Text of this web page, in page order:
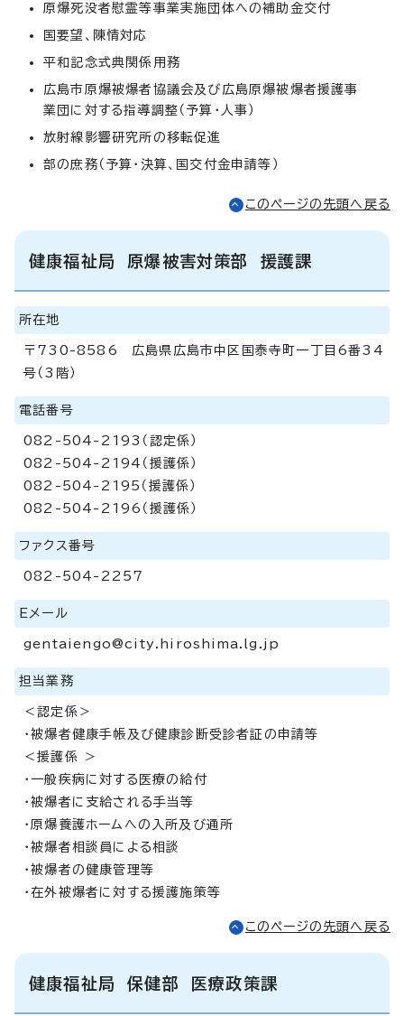
原爆死没者慰霊等事業実施団体への補助金交付
国要望、陳情対応
平和記念式典関係用務
広島市原爆被爆者協議会及び広島原爆被爆者援護事
業団に対する指導調整（予算・人事）
放射線影響研究所の移転促進
部の庶務（予算・決算、国交付金申請等）
このページの先頭へ戻る
健康福祉局 原爆被害対策部 援護課
所在地
〒730-8586 広島県広島市中区国泰寺町一丁目6番34
号（3階）
電話番号
082-504-2193（認定係）
082-504-2194（援護係）
082-504-2195（援護係）
082-504-2196（援護係）
ファクス番号
082-504-2257
Eメール
gentaiengo@city.hiroshima.lg.jp
担当業務
＜認定係＞
・被爆者健康手帳及び健康診断受診者証の申請等
＜援護係 ＞
・一般疾病に対する医療の給付
・被爆者に支給される手当等
・原爆養護ホームへの入所及び通所
・被爆者相談員による相談
・被爆者の健康管理等
・在外被爆者に対する援護施策等
このページの先頭へ戻る
健康福祉局 保健部 医療政策課